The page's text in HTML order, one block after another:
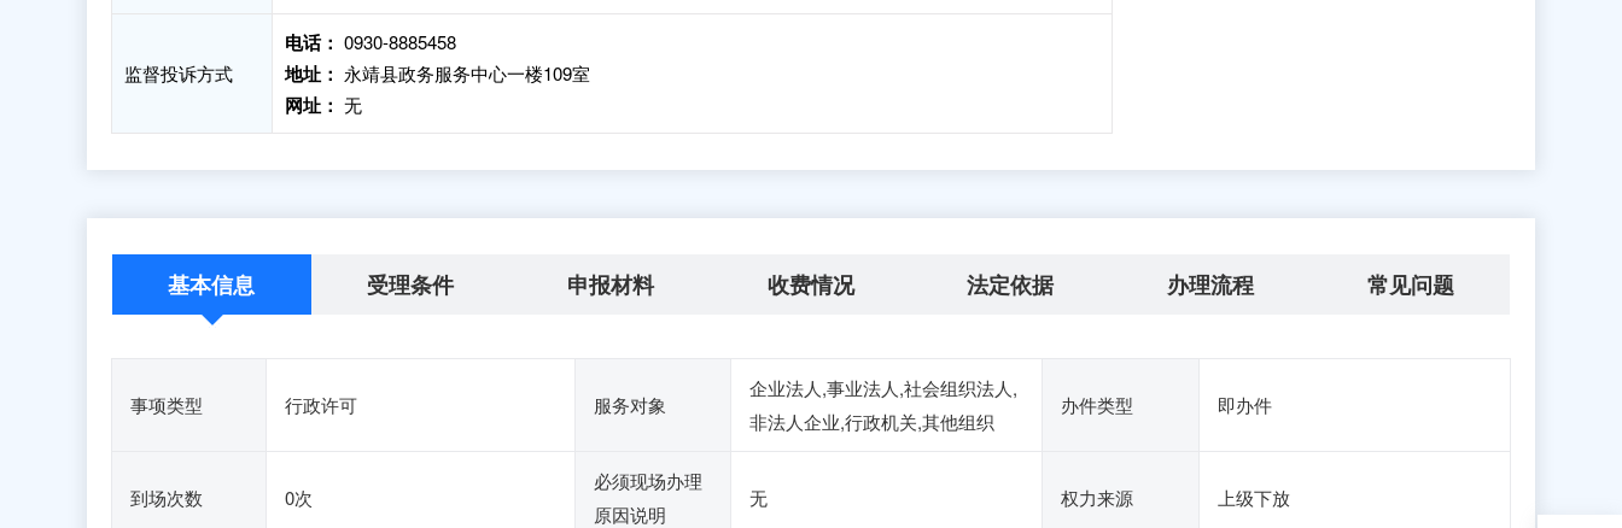
监督投诉方式
电话： 0930-8885458
地址： 永靖县政务服务中心一楼109室
网址： 无
基本信息 受理条件 申报材料 收费情况 法定依据 办理流程 常见问题
事项类型 行政许可 服务对象
企业法人,事业法人,社会组织法人,
非法人企业,行政机关,其他组织
办件类型 即办件
到场次数 0次
必须现场办理
原因说明
无 权力来源 上级下放